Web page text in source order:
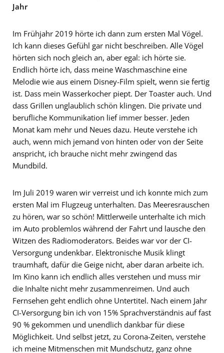
Jahr
Im Frühjahr 2019 hörte ich dann zum ersten Mal Vögel.
Ich kann dieses Gefühl gar nicht beschreiben. Alle Vögel
hörten sich noch gleich an, aber egal: ich hörte sie.
Endlich hörte ich, dass meine Waschmaschine eine
Melodie wie aus einem Disney-Film spielt, wenn sie fertig
ist. Dass mein Wasserkocher piept. Der Toaster auch. Und
dass Grillen unglaublich schön klingen. Die private und
berufliche Kommunikation lief immer besser. Jeden
Monat kam mehr und Neues dazu. Heute verstehe ich
auch, wenn mich jemand von hinten oder von der Seite
anspricht, ich brauche nicht mehr zwingend das
Mundbild.
Im Juli 2019 waren wir verreist und ich konnte mich zum
ersten Mal im Flugzeug unterhalten. Das Meeresrauschen
zu hören, war so schön! Mittlerweile unterhalte ich mich
im Auto problemlos während der Fahrt und lausche den
Witzen des Radiomoderators. Beides war vor der CI-
Versorgung undenkbar. Elektronische Musik klingt
traumhaft, dafür die Geige nicht, aber daran arbeite ich.
Im Kino kann ich endlich alles verstehen und muss mir
die Inhalte nicht mehr zusammenreimen. Und auch
Fernsehen geht endlich ohne Untertitel. Nach einem Jahr
CI-Versorgung bin ich von 15% Sprachverständnis auf fast
90 % gekommen und unendlich dankbar für diese
Möglichkeit. Und selbst jetzt, zu Corona-Zeiten, verstehe
ich meine Mitmenschen mit Mundschutz, ganz ohne